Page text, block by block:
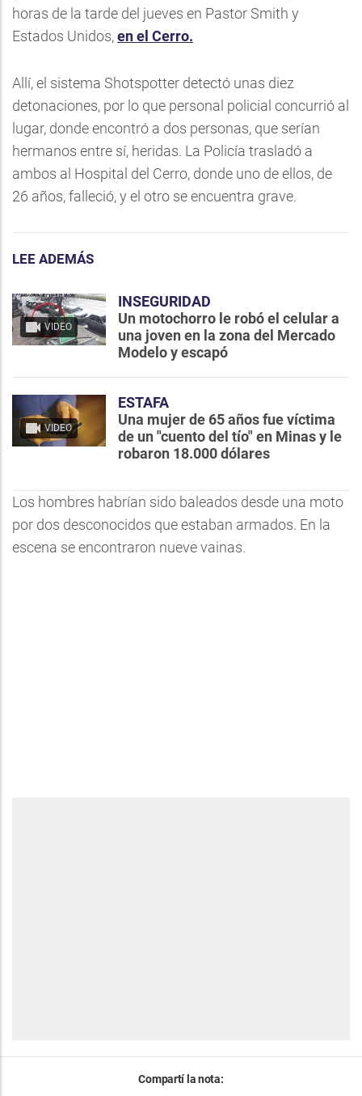
horas de la tarde del jueves en Pastor Smith y
Estados Unidos,en el Cerro.
Allí, el sistema Shotspotter detectó unas diez
detonaciones, por lo que personal policial concurrió al
lugar, donde encontró a dos personas, que serían
hermanos entre sí, heridas. La Policía trasladó a
ambos al Hospital del Cerro, donde uno de ellos, de
26 años, falleció, y el otro se encuentra grave.
LEE ADEMÁS
VIDEO
INSEGURIDAD
Un motochorro le robó el celular a
una joven en la zona del Mercado
Modelo y escapó
VIDEO
ESTAFA
Una mujer de 65 años fue víctima
de un "cuento del tío" en Minas y le
robaron 18.000 dólares
Los hombres habrían sido baleados desde una moto
por dos desconocidos que estaban armados. En la
escena se encontraron nueve vainas.
Compartí la nota: